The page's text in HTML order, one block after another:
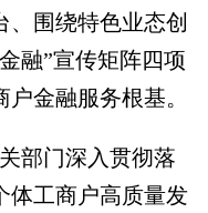
围绕特色业态创
融”宣传矩阵四项
金融服务根基。
部门深入贯彻落
体工商户高质量发